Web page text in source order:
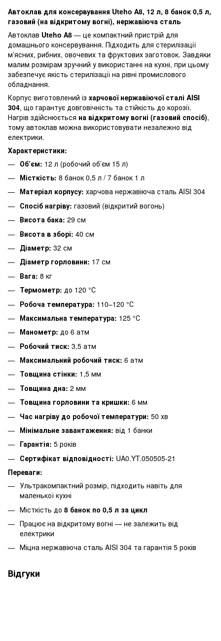
Автоклав для консервування Uteho А8, 12 л, 8 банок 0,5 л,
газовий (на відкритому вогні), нержавіюча сталь
Автоклав Uteho А8 — це компактний пристрій для
домашнього консервування. Підходить для стерилізації
м’ясних, рибних, овочевих та фруктових заготовок. Завдяки
малим розмірам зручний у використанні на кухні, при цьому
забезпечує якість стерилізації на рівні промислового
обладнання.
Корпус виготовлений із харчової нержавіючої сталі AISI
304, що гарантує довговічність та стійкість до корозії.
Нагрів здійснюється на відкритому вогні (газовий спосіб),
тому автоклав можна використовувати незалежно від
електрики.
Характеристики:
Об’єм: 12 л (робочий об’єм 15 л)
Місткість: 8 банок 0,5 л / 7 банок 1 л
Матеріал корпусу: харчова нержавіюча сталь AISI 304
Спосіб нагріву: газовий (відкритий вогонь)
Висота бака: 29 см
Висота в зборі: 40 см
Діаметр: 32 см
Діаметр горловини: 17 см
Вага: 8 кг
Термометр: до 120 °С
Робоча температура: 110–120 °С
Максимальна температура: 125 °С
Манометр: до 6 атм
Робочий тиск: 3,5 атм
Максимальний робочий тиск: 6 атм
Товщина стінки: 1,5 мм
Товщина дна: 2 мм
Товщина горловини та кришки: 6 мм
Час нагріву до робочої температури: 50 хв
Мінімальне завантаження: від 1 банки
Гарантія: 5 років
Сертифікат відповідності: UA0.YT.050505-21
Переваги:
Ультракомпактний розмір, підходить навіть для
маленької кухні
Місткість до 8 банок по 0,5 л за цикл
Працює на відкритому вогні — не залежить від
електрики
Міцна нержавіюча сталь AISI 304 та гарантія 5 років
Відгуки